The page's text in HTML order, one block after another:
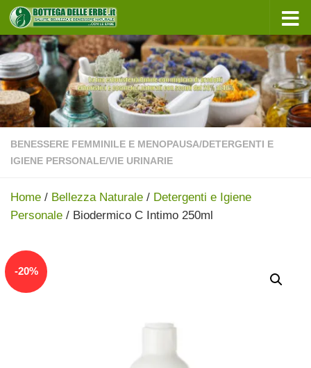
Sotto il contenuto
BENESSERE FEMMINILE E MENOPAUSA/DETERGENTI E
IGIENE PERSONALE/VIE URINARIE
Home / Bellezza Naturale / Detergenti e Igiene
Personale / Biodermico C Intimo 250ml
-20%